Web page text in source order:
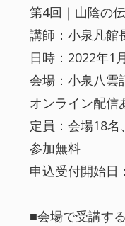
第4回｜山陰の
講師：小泉凡館
日時：2022年1
会場：小泉八雲
オンライン配信
定員：会場18名
参加無料
申込受付開始日
■会場で受講す